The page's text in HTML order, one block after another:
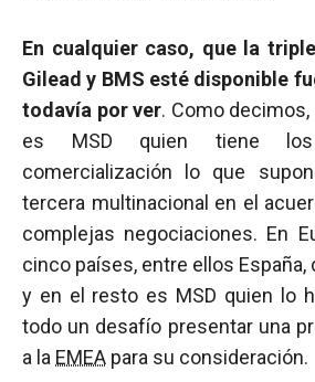
En cualquier caso, que la
Gilead y BMS esté disponible
todavía por ver. Como
es MSD quien tiene
comercialización lo que
tercera multinacional en el
complejas negociaciones. En
cinco países, entre ellos España,
y en el resto es MSD quien lo
todo un desafío presentar una
a la EMEA para su consideración.